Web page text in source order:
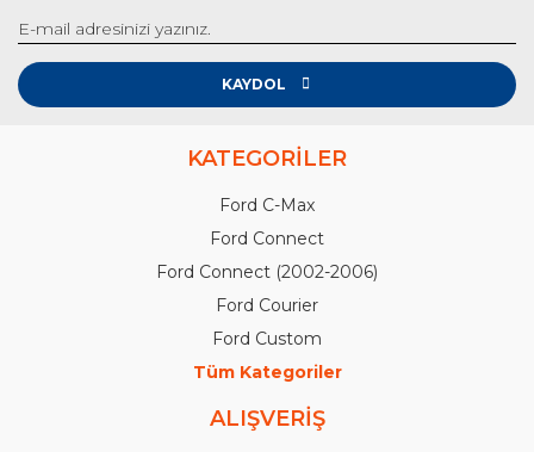
KAYDOL
KATEGORİLER
Ford C-Max
Ford Connect
Ford Connect (2002-2006)
Ford Courier
Ford Custom
Tüm Kategoriler
ALIŞVERİŞ